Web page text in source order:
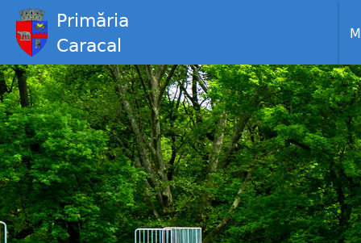
Primăria
Caracal